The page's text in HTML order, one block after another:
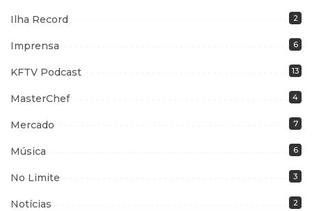
Ilha Record 2
Imprensa 6
KFTV Podcast 13
MasterChef 4
Mercado 7
Música 6
No Limite 3
Notícias 2